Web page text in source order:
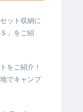
ット収納に
」をご紹
をご紹介！
でキャンプ